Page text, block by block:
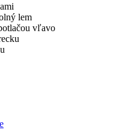
lem
vľavo